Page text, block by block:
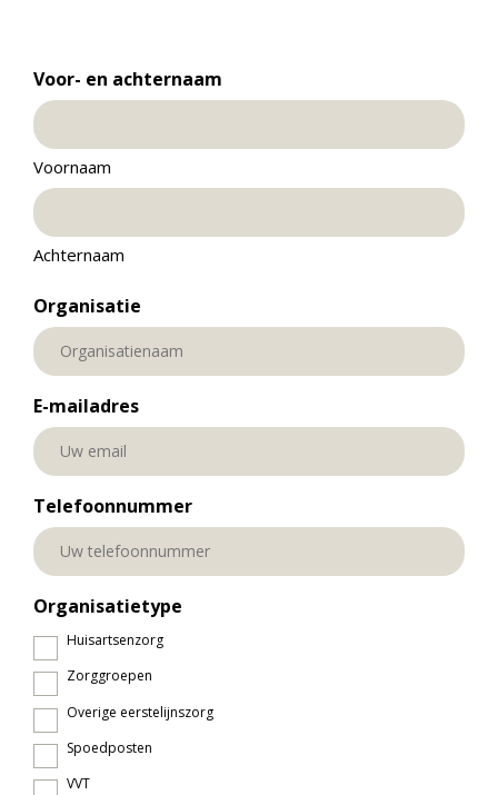
Voor- en achternaam
Voornaam
Achternaam
Organisatie
E-mailadres
Telefoonnummer
Organisatietype
Huisartsenzorg
Zorggroepen
Overige eerstelijnszorg
Spoedposten
VVT